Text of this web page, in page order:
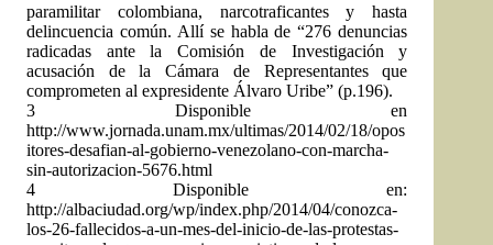
paramilitar colombiana, narcotraficantes y hasta
delincuencia común. Allí se habla de “276 denuncias
radicadas ante la Comisión de Investigación y
acusación de la Cámara de Representantes que
comprometen al expresidente Álvaro Uribe” (p.196).
3 Disponible en
http://www.jornada.unam.mx/ultimas/2014/02/18/opos
itores-desafian-al-gobierno-venezolano-con-marcha-
sin-autorizacion-5676.html
4 Disponible en:
http://albaciudad.org/wp/index.php/2014/04/conozca-
los-26-fallecidos-a-un-mes-del-inicio-de-las-protestas-